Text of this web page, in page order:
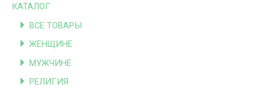
КАТАЛОГ
ВСЕ ТОВАРЫ
ЖЕНЩИНЕ
МУЖЧИНЕ
РЕЛИГИЯ